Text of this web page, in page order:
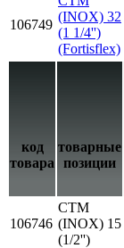
106749
(INOX) 32
(1 1/4'')
(Fortisflex)
код
товара
товарные
позиции
106746
СТМ
(INOX) 15
(1/2'')